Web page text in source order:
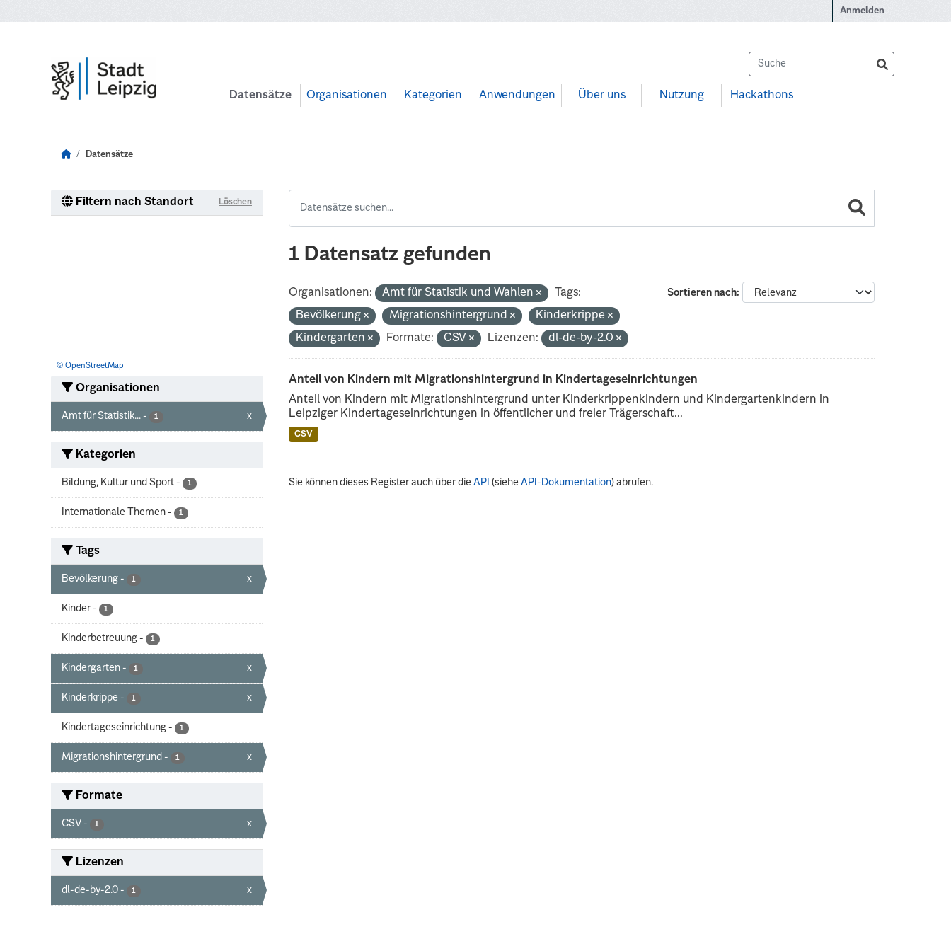
Anmelden
Datensätze Organisationen Kategorien Anwendungen Über uns Nutzung Hackathons
Datensätze
Filtern nach Standort Löschen
© OpenStreetMap
Organisationen
Amt für Statistik... - 1 x
Kategorien
Bildung, Kultur und Sport - 1
Internationale Themen - 1
Tags
Bevölkerung - 1 x
Kinder - 1
Kinderbetreuung - 1
Kindergarten - 1 x
Kinderkrippe - 1 x
Kindertageseinrichtung - 1
Migrationshintergrund - 1 x
Formate
CSV - 1 x
Lizenzen
dl-de-by-2.0 - 1 x
1 Datensatz gefunden
Sortieren nach
Organisationen: Amt für Statistik und Wahlen
Tags:
Bevölkerung
Migrationshintergrund
Kinderkrippe
Kindergarten
Formate: CSV Lizenzen: dl-de-by-2.0
Anteil von Kindern mit Migrationshintergrund in Kindertageseinrichtungen
Anteil von Kindern mit Migrationshintergrund unter Kinderkrippenkindern und Kindergartenkindern in
Leipziger Kindertageseinrichtungen in öffentlicher und freier Trägerschaft...
CSV
Sie können dieses Register auch über dieAPI (sieheAPI-Dokumentation) abrufen.